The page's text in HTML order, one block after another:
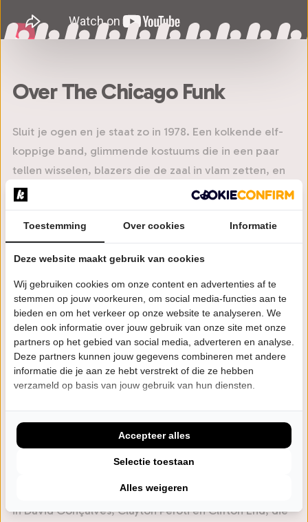
Over The Chicago Funk
Sluit je ogen en je staat zo in 1978. Een kolkende elf-
koppige band, glimmende kostuums die in een paar
tellen wisselen, blazers die de zaal in vlam zetten, en
die onmiskenbare hoge zangnoten van Phillip Bailey,
het warme geluid van Maurice White en de
herkenbare stem van Ralph Johnson. The Chicago
Funk laat de muziek van Earth, Wind & Fire in al z'n
groovy glorie tot leven komen. Alle hits komen langs:
'Boogie Wonderland', 'Let's Groove', 'After the Love has
Gone' en natuurlijk de eeuwige wereldhit 'September'.
Een dansvloer in theaterstoelen, geen excuus om te
blijven zitten.
Dat dit eerbetoon hout snijdt, blijkt wel uit de officiële
erkenning van Earth, Wind & Fire zelf, een
schouderklopje dat maar weinig tributebands ten deel
valt. Als runner-up van The Tribute: Battle of the Bands
op SBS6 bliezen ze in seizoen 2 publiek en jury omver,
roos. De drie stemmen van het origineel zijn gevonden
in David Gonçalves, Clayton Peroti en Clifton End, die
Toestemming Over cookies Informatie
Deze website maakt gebruik van cookies
Wij gebruiken cookies om onze content en advertenties af te
stemmen op jouw voorkeuren, om social media-functies aan te
bieden en om het verkeer op onze website te analyseren. We
delen ook informatie over jouw gebruik van onze site met onze
partners op het gebied van social media, adverteren en analyse.
Deze partners kunnen jouw gegevens combineren met andere
informatie die je aan ze hebt verstrekt of die ze hebben
verzameld op basis van jouw gebruik van hun diensten.
Alles weigeren
Selectie toestaan
Accepteer alles